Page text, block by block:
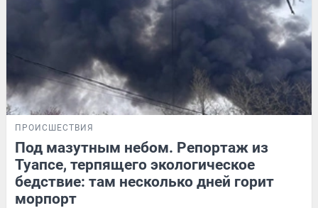
ПРОИСШЕСТВИЯ
Под мазутным небом. Репортаж из
Туапсе, терпящего экологическое
бедствие: там несколько дней горит
морпорт